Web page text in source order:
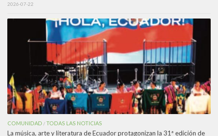
2026-07-22
COMUNIDAD /TODAS LAS NOTICIAS
La música, arte y literatura de Ecuador protagonizan la 31ª edición de